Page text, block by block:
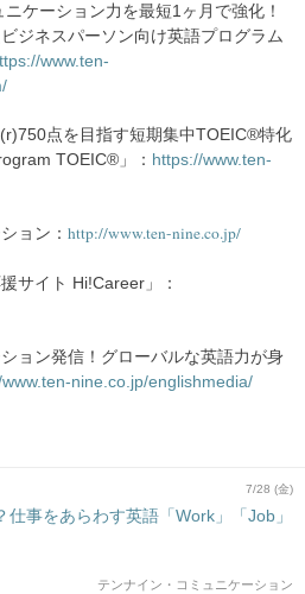
ケーション力を最短1ヶ月で強化！
ジネスパーソン向け英語プログラム
www.ten-
点を目指す短期集中TOEIC®特化
TOEIC®」： https://www.ten-
ョン： http://www.ten-nine.co.jp/
サイト Hi!Career」：
ョン発信！グローバルな英語力が身
www.ten-nine.co.jp/englishmedia/
7/28 (金)
仕事をあらわす英語「Work」「Job」
テンナイン・コミュニケーション